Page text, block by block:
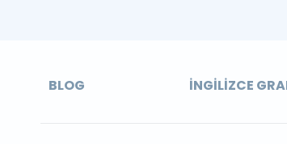
BLOG İNGILIZCE